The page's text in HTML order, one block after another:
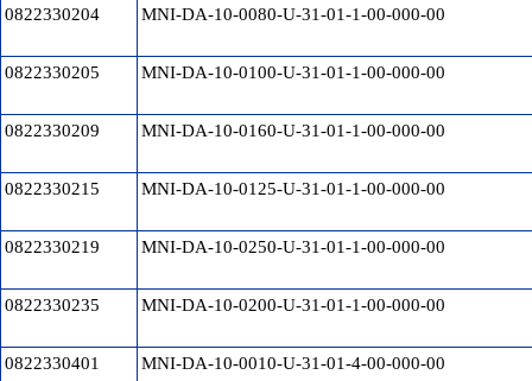
0822330204 MNI-DA-10-0080-U-31-01-1-00-000-00
0822330205 MNI-DA-10-0100-U-31-01-1-00-000-00
0822330209 MNI-DA-10-0160-U-31-01-1-00-000-00
0822330215 MNI-DA-10-0125-U-31-01-1-00-000-00
0822330219 MNI-DA-10-0250-U-31-01-1-00-000-00
0822330235 MNI-DA-10-0200-U-31-01-1-00-000-00
0822330401 MNI-DA-10-0010-U-31-01-4-00-000-00